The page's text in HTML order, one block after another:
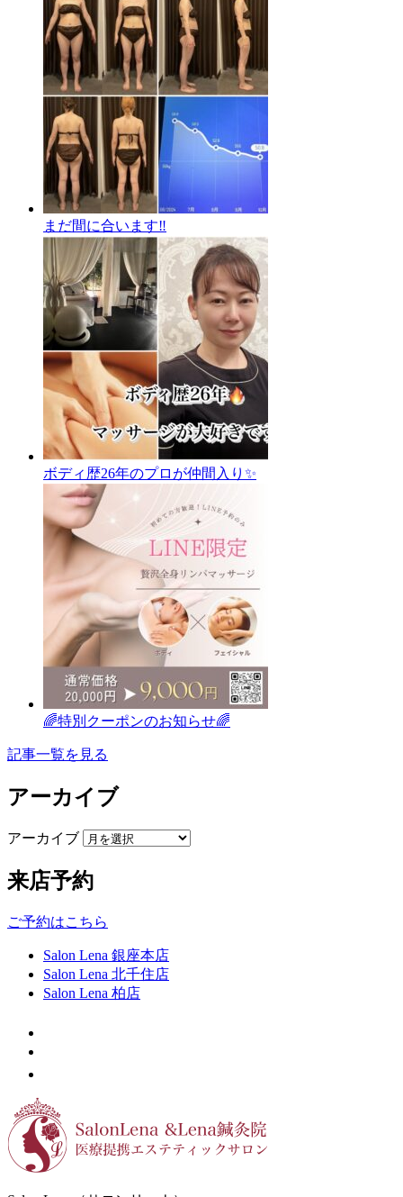
まだ間に合います‼️
ボディ歴26年のプロが仲間入り✨
🌈特別クーポンのお知らせ🌈
記事一覧を見る
アーカイブ
アーカイブ
来店予約
ご予約はこちら
Salon Lena 銀座本店
Salon Lena 北千住店
Salon Lena 柏店